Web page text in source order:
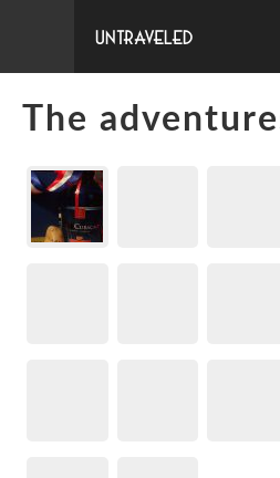
Untraveled
The